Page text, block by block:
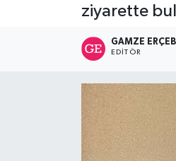
ziyarette
GAMZE ERÇEBI
EDITÖR
SİYASET
RESMİ İLAN
SİYASET
GÜNCEL
RESMİ İLAN
Son Dakika Haberleri
Haber Arşivi